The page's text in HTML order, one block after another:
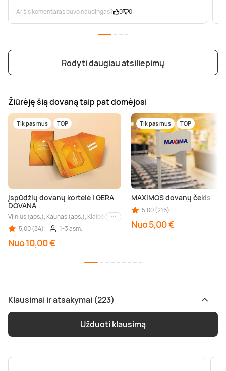
Ar šis komentaras buvo naudingas? 0 0
Rodyti daugiau atsiliepimų
Žiūrėję šią dovaną taip pat domėjosi
Tik pas mus TOP
Įspūdžių dovanų kortelė | GERA
DOVANA
Vilnius (aps.), Kaunas (aps.), Klaipėda (aps.), Palanga (aps.), Nida (aps.),
Kiti miestai
5,00 (84)
1-3 asm.
Nuo 10,00 €
Tik pas mus TOP
MAXIMOS dovanų čekis
5,00 (216)
Nuo 5,00 €
Klausimai ir atsakymai (223)
Užduoti klausimą